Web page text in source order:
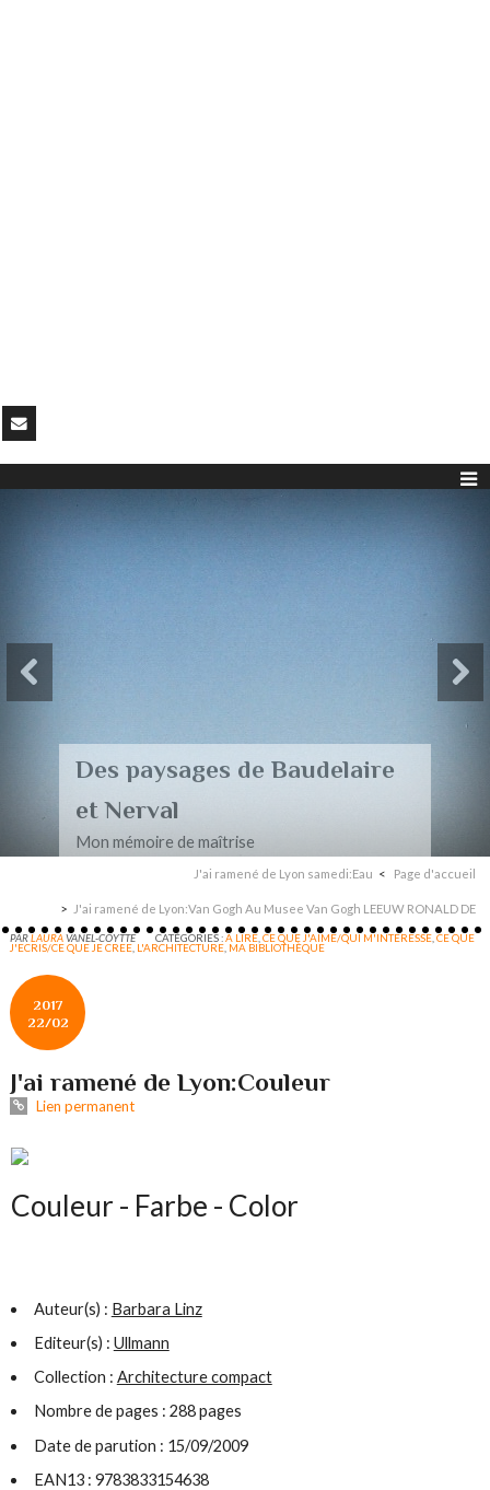
Des paysages de Baudelaire
et Nerval
Mon mémoire de maîtrise
J'ai ramené de Lyon samedi:Eau Page d'accueil
J'ai ramené de Lyon:Van Gogh Au Musee Van Gogh LEEUW RONALD DE
PARLAURAVANEL-COYTTE CATÉGORIES :A LIRE ,CE QUE J'AIME/QUI M'INTERESSE ,CE QUE
J'ECRIS/CE QUE JE CREE L'ARCHITECTURE MA BIBLIOTHÈQUE
2017
22/02
J'ai ramené de Lyon:Couleur
Lien permanent
Couleur - Farbe - Color
Auteur(s) : Barbara Linz
Editeur(s) : Ullmann
Collection : Architecture compact
Nombre de pages : 288 pages
Date de parution : 15/09/2009
EAN13 : 9783833154638